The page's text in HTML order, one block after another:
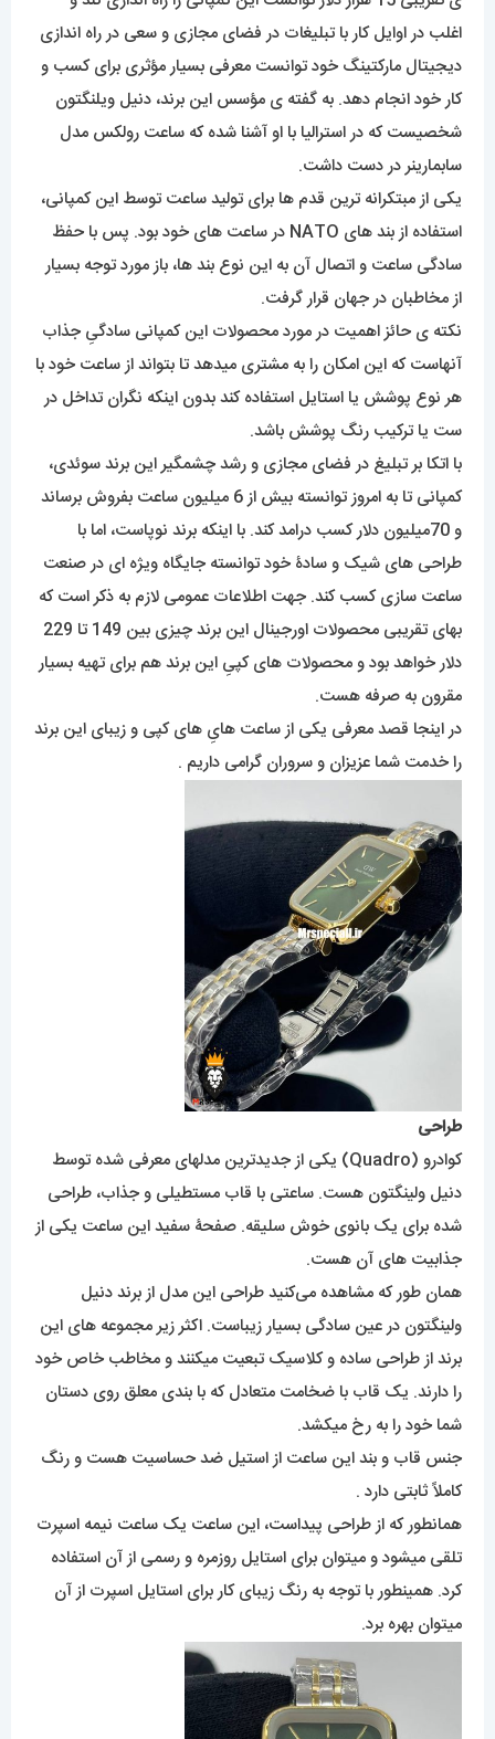
اغلب در اوایل کار با تبلیغات در فضای مجازی و سعی در راه اندازی
دیجیتال مارکتینگ خود توانست معرفی بسیار مؤثری برای کسب و
کار خود انجام دهد. به گفته ی مؤسس این برند، دنیل ویلنگتون
شخصیست که در استرالیا با او آشنا شده که ساعت رولکس مدل
سابمارینر در دست داشت.
یکی از مبتکرانه ترین قدم ها برای تولید ساعت توسط این کمپانی،
استفاده از بند های NATO در ساعت های خود بود. پس با حفظ
سادگی ساعت و اتصال آن به این نوع بند ها، باز مورد توجه بسیار
از مخاطبان در جهان قرار گرفت.
نکته ی حائز اهمیت در مورد محصولات این کمپانی سادگیِ جذاب
آنهاست که این امکان را به مشتری میدهد تا بتواند از ساعت خود با
هر نوع پوشش یا استایل استفاده کند بدون اینکه نگران تداخل در
ست یا ترکیب رنگ پوشش باشد.
با اتکا بر تبلیغ در فضای مجازی و رشد چشمگیر این برند سوئدی،
کمپانی تا به امروز توانسته بیش از 6 میلیون ساعت بفروش برساند
و 70میلیون دلار کسب درامد کند. با اینکه برند نوپاست، اما با
طراحی های شیک و سادۀ خود توانسته جایگاه ویژه ای در صنعت
ساعت سازی کسب کند. جهت اطلاعات عمومی لازم به ذکر است که
بهای تقریبی محصولات اورجینال این برند چیزی بین 149 تا 229
دلار خواهد بود و محصولات های کپیِ این برند هم برای تهیه بسیار
مقرون به صرفه هست.
در اینجا قصد معرفی یکی از ساعت هایِ های کپی و زیبای این برند
را خدمت شما عزیزان و سروران گرامی داریم .
طراحی
کوادرو (Quadro) یکی از جدیدترین مدلهای معرفی شده توسط
دنیل ولینگتون هست. ساعتی با قاب مستطیلی و جذاب، طراحی
شده برای یک بانوی خوش سلیقه. صفحۀ سفید این ساعت یکی از
جذابیت های آن هست.
همان طور که مشاهده می‌کنید طراحی این مدل از برند دنیل
ولینگتون در عین سادگی بسیار زیباست. اکثر زیر مجموعه های این
برند از طراحی ساده و کلاسیک تبعیت میکنند و مخاطب خاص خود
را دارند. یک قاب با ضخامت متعادل که با بندی معلق روی دستان
شما خود را به رخ میکشد.
جنس قاب و بند این ساعت از استیل ضد حساسیت هست و رنگ
کاملاً ثابتی دارد .
همانطور که از طراحی پیداست، این ساعت یک ساعت نیمه اسپرت
تلقی میشود و میتوان برای استایل روزمره و رسمی از آن استفاده
کرد. همینطور با توجه به رنگ زیبای کار برای استایل اسپرت از آن
میتوان بهره برد.